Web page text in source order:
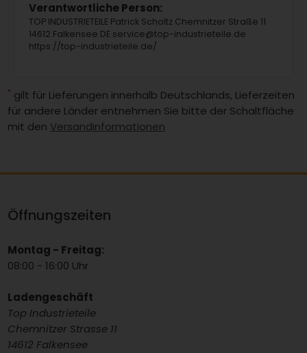
Verantwortliche Person:
TOP INDUSTRIETEILE Patrick Scholtz Chemnitzer Straße 11
14612 Falkensee DE service@top-industrieteile.de
https://top-industrieteile.de/
* gilt für Lieferungen innerhalb Deutschlands, Lieferzeiten
für andere Länder entnehmen Sie bitte der Schaltfläche
mit den Versandinformationen
Öffnungszeiten
Montag - Freitag:
08:00 - 16:00 Uhr
Ladengeschäft
Top Industrieteile
Chemnitzer Strasse 11
14612 Falkensee